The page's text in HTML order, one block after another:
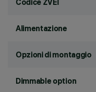
Codice ZVEI
Alimentazione
Opzioni di montaggio
Dimmable option